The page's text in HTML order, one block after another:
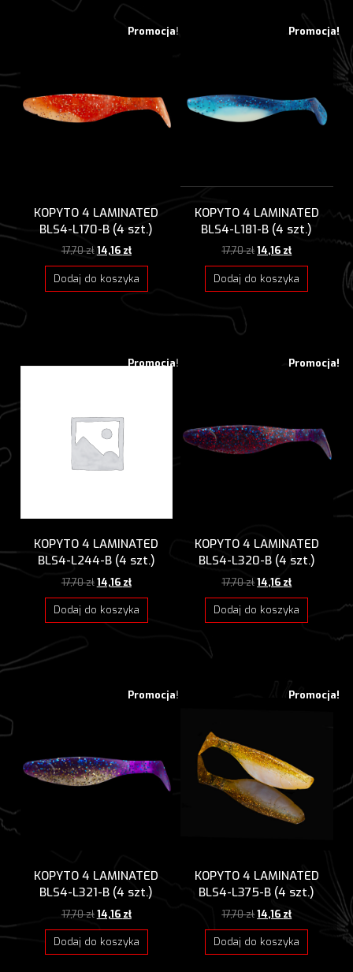
Promocja!
KOPYTO 4 LAMINATED
BLS4-L170-B (4 szt.)
17,70złPierwotna
cena
wynosiła:
17,70 zł.
14,16 złAktualna
cena
wynosi:
14,16 zł.
Dodaj do koszyka
Promocja!
KOPYTO 4 LAMINATED
BLS4-L181-B (4 szt.)
17,70złPierwotna
cena
wynosiła:
17,70 zł.
14,16 złAktualna
cena
wynosi:
14,16 zł.
Dodaj do koszyka
Promocja!
KOPYTO 4 LAMINATED
BLS4-L244-B (4 szt.)
17,70złPierwotna
cena
wynosiła:
17,70 zł.
14,16 złAktualna
cena
wynosi:
14,16 zł.
Dodaj do koszyka
Promocja!
KOPYTO 4 LAMINATED
BLS4-L320-B (4 szt.)
17,70złPierwotna
cena
wynosiła:
17,70 zł.
14,16 złAktualna
cena
wynosi:
14,16 zł.
Dodaj do koszyka
Promocja!
KOPYTO 4 LAMINATED
BLS4-L321-B (4 szt.)
17,70złPierwotna
cena
wynosiła:
17,70 zł.
14,16 złAktualna
cena
wynosi:
14,16 zł.
Dodaj do koszyka
Promocja!
KOPYTO 4 LAMINATED
BLS4-L375-B (4 szt.)
17,70złPierwotna
cena
wynosiła:
17,70 zł.
14,16 złAktualna
cena
wynosi:
14,16 zł.
Dodaj do koszyka